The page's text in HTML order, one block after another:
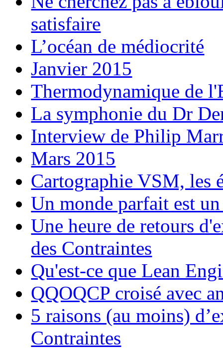
satisfaire
L’océan de médiocrité
Janvier 2015
Thermodynamique de
La symphonie du Dr
Interview de Philip
Mars 2015
Cartographie VSM, les
Un monde parfait est
Une heure de retours
des Contraintes
Qu'est-ce que Lean
QQOQCP croisé avec
5 raisons (au moins)
Contraintes